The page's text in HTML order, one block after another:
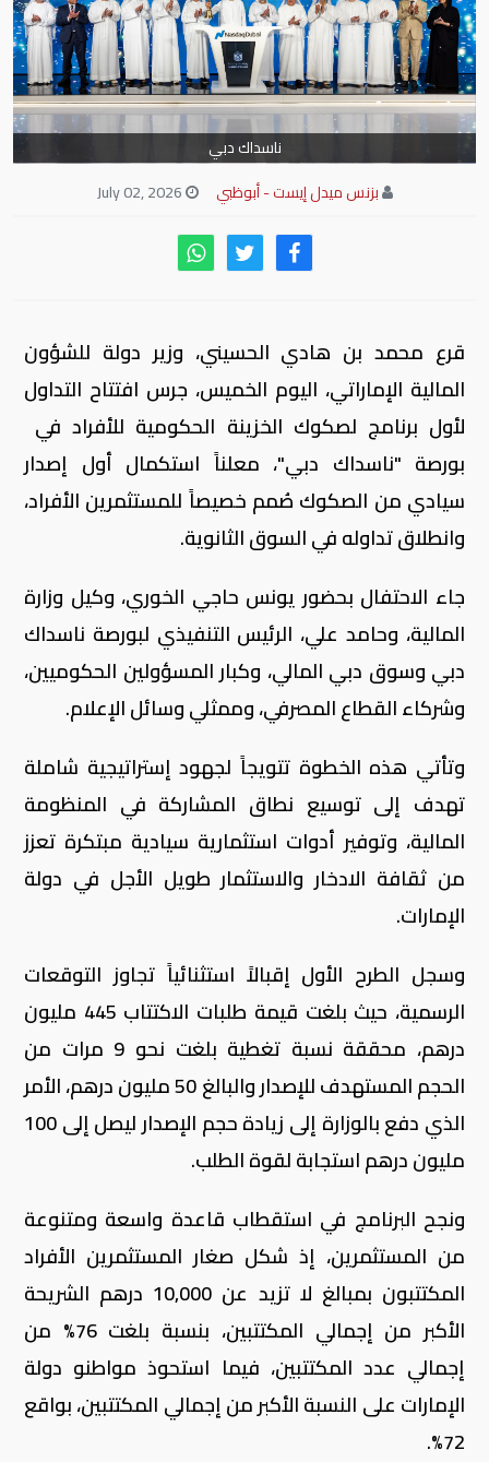
ناسداك دبي
بزنس ميدل إيست - أبوظبي
قرع محمد بن هادي الحسيني، وزير دولة للشؤون
المالية الإماراتي، اليوم الخميس، جرس افتتاح التداول
لأول برنامج لصكوك الخزينة الحكومية للأفراد في
بورصة "ناسداك دبي"، معلناً استكمال أول إصدار
سيادي من الصكوك صُمم خصيصاً للمستثمرين الأفراد،
وانطلاق تداوله في السوق الثانوية.
جاء الاحتفال بحضور يونس حاجي الخوري، وكيل وزارة
المالية، وحامد علي، الرئيس التنفيذي لبورصة ناسداك
دبي وسوق دبي المالي، وكبار المسؤولين الحكوميين،
وشركاء القطاع المصرفي، وممثلي وسائل الإعلام.
وتأتي هذه الخطوة تتويجاً لجهود إستراتيجية شاملة
تهدف إلى توسيع نطاق المشاركة في المنظومة
المالية، وتوفير أدوات استثمارية سيادية مبتكرة تعزز
من ثقافة الادخار والاستثمار طويل الأجل في دولة
الإمارات.
وسجل الطرح الأول إقبالاً استثنائياً تجاوز التوقعات
الرسمية، حيث بلغت قيمة طلبات الاكتتاب 445 مليون
درهم، محققة نسبة تغطية بلغت نحو 9 مرات من
الحجم المستهدف للإصدار والبالغ 50 مليون درهم، الأمر
الذي دفع بالوزارة إلى زيادة حجم الإصدار ليصل إلى 100
مليون درهم استجابة لقوة الطلب.
ونجح البرنامج في استقطاب قاعدة واسعة ومتنوعة
من المستثمرين، إذ شكل صغار المستثمرين الأفراد
المكتتبون بمبالغ لا تزيد عن 10,000 درهم الشريحة
الأكبر من إجمالي المكتتبين، بنسبة بلغت 76% من
إجمالي عدد المكتتبين، فيما استحوذ مواطنو دولة
الإمارات على النسبة الأكبر من إجمالي المكتتبين، بواقع
72%.